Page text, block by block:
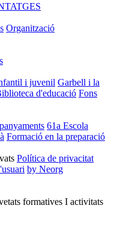
Organització
i juvenil Garbell i la
d'educació Fons
61a Escola
Formació en la preparació
Política de privacitat
by Neorg
formatives I activitats